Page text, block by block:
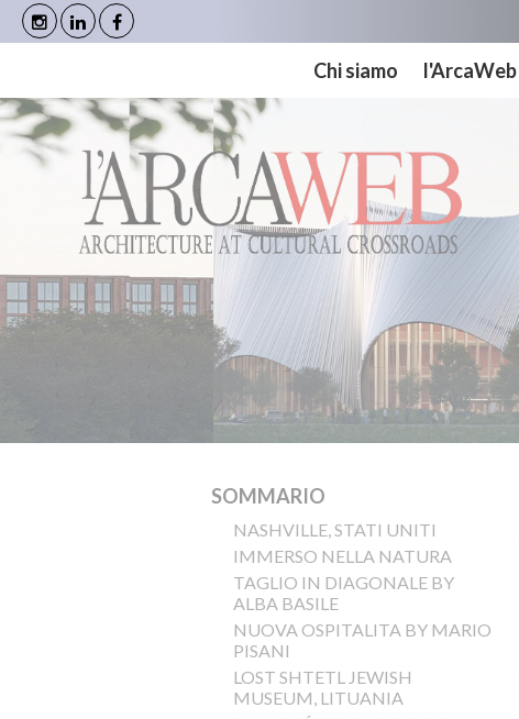
Chi siamo l'ArcaWeb
SOMMARIO
NASHVILLE, STATI UNITI
IMMERSO NELLA NATURA
TAGLIO IN DIAGONALE BY
ALBA BASILE
NUOVA OSPITALITA BY MARIO
PISANI
LOST SHTETL JEWISH
MUSEUM, LITUANIA
Cookies management panel